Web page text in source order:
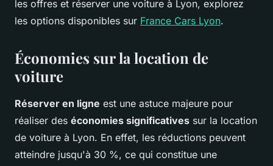
les offres et réserver une voiture à Lyon, explorez
les options disponibles sur France Cars Lyon.
Économies sur la location de
voiture
Réserver en ligne est une astuce majeure pour
réaliser des économies significatives sur la location
de voiture à Lyon. En effet, les réductions peuvent
atteindre jusqu'à 30 %, ce qui constitue une